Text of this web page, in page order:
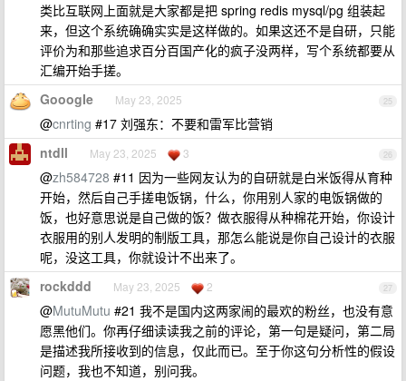
类比互联网上面就是大家都是把 spring redis mysql/pg 组装起
来，但这个系统确确实实是这样做的。如果这还不是自研，只能
评价为和那些追求百分百国产化的疯子没两样，写个系统都要从
汇编开始手搓。
25
GooogIe May 23, 2025
@cnrting #17 刘强东：不要和雷军比营销
26
ntdll May 23, 2025 3
@zh584728 #11 因为一些网友认为的自研就是白米饭得从育种
开始，然后自己手搓电饭锅，什么，你用别人家的电饭锅做的
饭，也好意思说是自己做的饭？做衣服得从种棉花开始，你设计
衣服用的别人发明的制版工具，那怎么能说是你自己设计的衣服
呢，没这工具，你就设计不出来了。
27
rockddd May 23, 2025 2
@MutuMutu #21 我不是国内这两家闹的最欢的粉丝，也没有意
愿黑他们。你再仔细读读我之前的评论，第一句是疑问，第二局
是描述我所接收到的信息，仅此而已。至于你这句分析性的假设
问题，我也不知道，别问我。